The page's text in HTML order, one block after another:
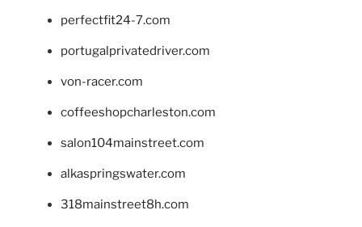
perfectfit24-7.com
portugalprivatedriver.com
von-racer.com
coffeeshopcharleston.com
salon104mainstreet.com
alkaspringswater.com
318mainstreet8h.com